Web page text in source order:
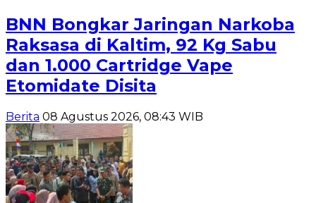
BNN Bongkar Jaringan Narkoba
Raksasa di Kaltim, 92 Kg Sabu
dan 1.000 Cartridge Vape
Etomidate Disita
Berita 08 Agustus 2026, 08:43 WIB